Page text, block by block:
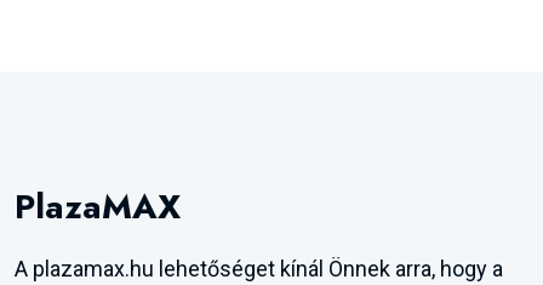
PlazaMAX
A plazamax.hu lehetőséget kínál Önnek arra, hogy a